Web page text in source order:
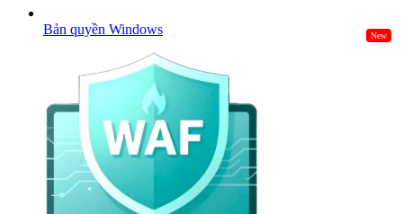
không ổn định về chi phí, hiệu suất và khả năng
mở rộng theo thời gian. Trong khi đó, những hoạt
động phân tích dữ liệu hiện đại cần các kho lưu
trữ có quy mô lớn, chi phí tối ưu, tính sẵn sàng
cao và độ bảo mật mạnh mẽ – hay còn được gọi là
data lake.
Data lake được xây dựng trên nền tảng object
storage, giúp lưu trữ dữ liệu ở định dạng gốc kèm
theo siêu dữ liệu (metadata) phong phú, cho phép
trích xuất linh hoạt và phục vụ mục đích phân tích
Bản quyền Windows New